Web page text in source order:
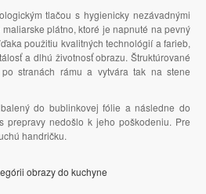
tlačou s hygienicky nezávadnými
plátno, ktoré je napnuté na pevný
použitiu kvalitných technológií a farieb,
a dlhú životnosť obrazu. Štruktúrované
stranách rámu a vytvára tak na stene
do bublinkovej fólie a následne do
prepravy nedošlo k jeho poškodeniu. Pre
handričku.
obrazy do kuchyne